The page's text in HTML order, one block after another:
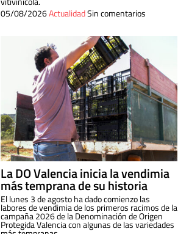
05/08/2026ActualidadSin comentarios
La DO Valencia inicia la vendimia
más temprana de su historia
El lunes 3 de agosto ha dado comienzo las
labores de vendimia de los primeros racimos de la
campaña 2026 de la Denominación de Origen
Protegida Valencia con algunas de las variedades